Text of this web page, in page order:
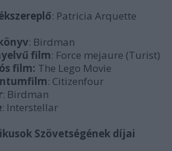
: Patricia Arquette
: Birdman
film: Force mejaure (Turist)
film: The Lego Movie
: Citizenfour
: Birdman
: Interstellar
Szövetségének díjai